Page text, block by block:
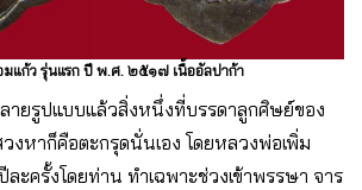
แก้ว รุ่นแรก ปี พ.ศ. ๒๕๑๗ เนื้ออัลปาก้า
ายรูปแบบแล้วสิ่งหนึ่งที่บรรดาลูกศิษย์ของ
วงหาก็คือตะกรุดนั่นเอง โดยหลวงพ่อเพิ่ม
ะครั้งโดยท่าน ทำเฉพาะช่วงเข้าพรรษา จาร